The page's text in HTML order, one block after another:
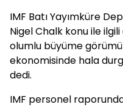
IMF Batı Yayımküre
Nigel Chalk konu ile
olumlu büyüme
ekonomisinde hala
dedi.
IMF personel